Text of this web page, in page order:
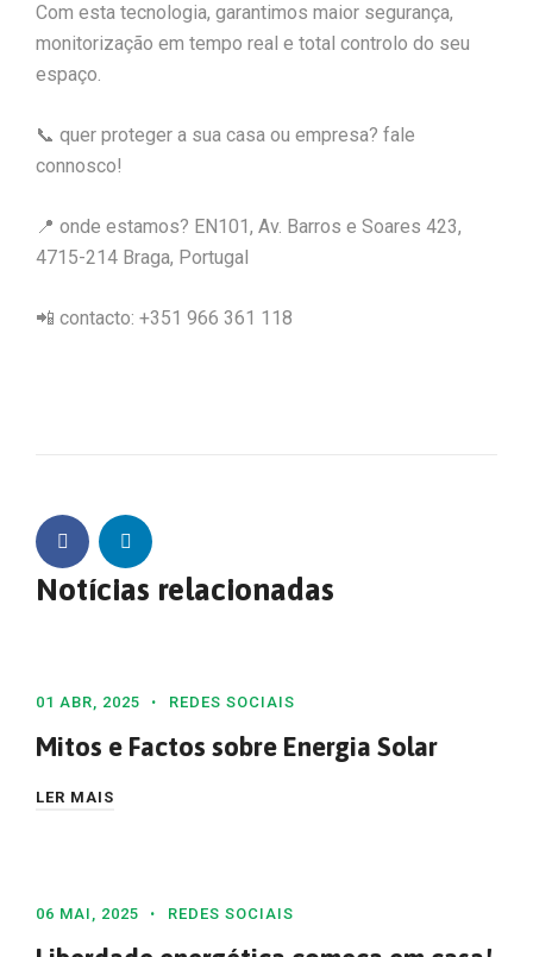
Com esta tecnologia, garantimos maior segurança,
monitorização em tempo real e total controlo do seu
espaço.
📞 quer proteger a sua casa ou empresa? fale
connosco!
📍 onde estamos? EN101, Av. Barros e Soares 423,
4715-214 Braga, Portugal
📲 contacto: +351 966 361 118
Notícias relacionadas
01 ABR, 2025 REDES SOCIAIS
Mitos e Factos sobre Energia Solar
LER MAIS
06 MAI, 2025 REDES SOCIAIS